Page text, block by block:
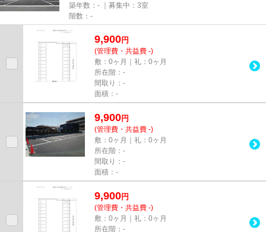
築年数：- ｜募集中： 3室
階数：-
9,900円
(管理費・共益費 -)
敷：0ヶ月｜礼：0ヶ月
所在階：-
間取り：-
面積：-
9,900円
(管理費・共益費 -)
敷：0ヶ月｜礼：0ヶ月
所在階：-
間取り：-
面積：-
9,900円
(管理費・共益費 -)
敷：0ヶ月｜礼：0ヶ月
所在階：-